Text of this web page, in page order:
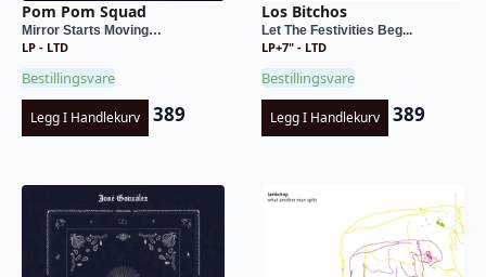
Pom Pom Squad
Mirror Starts Moving…
LP - LTD
Bestillingsvare
Legg I Handlekurv 389
Los Bitchos
Let The Festivities Beg...
LP+7" - LTD
Bestillingsvare
Legg I Handlekurv 389